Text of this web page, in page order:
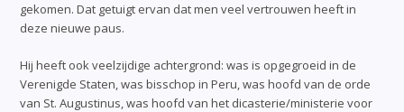
gekomen. Dat getuigt ervan dat men veel vertrouwen heeft in
deze nieuwe paus.
Hij heeft ook veelzijdige achtergrond: was is opgegroeid in de
Verenigde Staten, was bisschop in Peru, was hoofd van de orde
van St. Augustinus, was hoofd van het dicasterie/ministerie voor